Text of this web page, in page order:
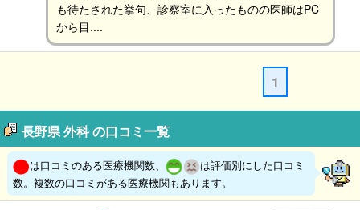
も待たされた挙句、診察室に入ったものの医師はPC
から目....
1
長野県 外科 の口コミ一覧
は口コミのある医療機関数、
は評価別にした口コミ
数。複数の口コミがある医療機関もあります。